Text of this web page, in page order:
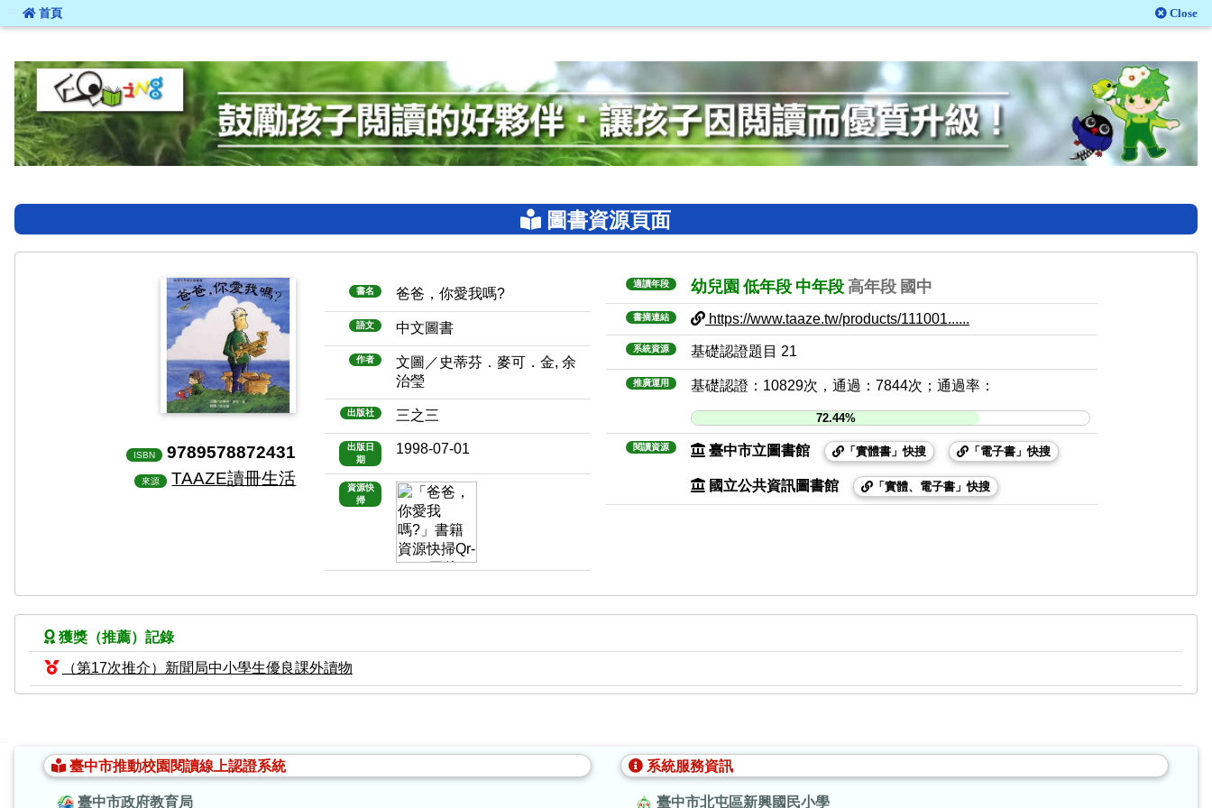
::: 首頁 Close
圖書資源頁面
ISBN 9789578872431
來源 TAAZE讀冊生活
書名 爸爸，你愛我嗎?
語文 中文圖書
作者
文圖／史蒂芬．麥可．金, 余
治瑩
出版社 三之三
出版日
期
1998-07-01
資源快
掃
適讀年段 幼兒園 低年段 中年段 高年段 國中
書摘連結 https://www.taaze.tw/products/111001......
系統資源 基礎認證題目 21
推廣運用 基礎認證：10829次，通過：7844次；通過率：
72.44%
閱讀資源 臺中市立圖書館 「實體書」快搜 「電子書」快搜
國立公共資訊圖書館 「實體、電子書」快搜
獲獎（推薦）記錄
（第17次推介）新聞局中小學生優良課外讀物
臺中市推動校園閱讀線上認證系統
臺中市政府教育局
系統服務資訊
臺中市北屯區新興國民小學